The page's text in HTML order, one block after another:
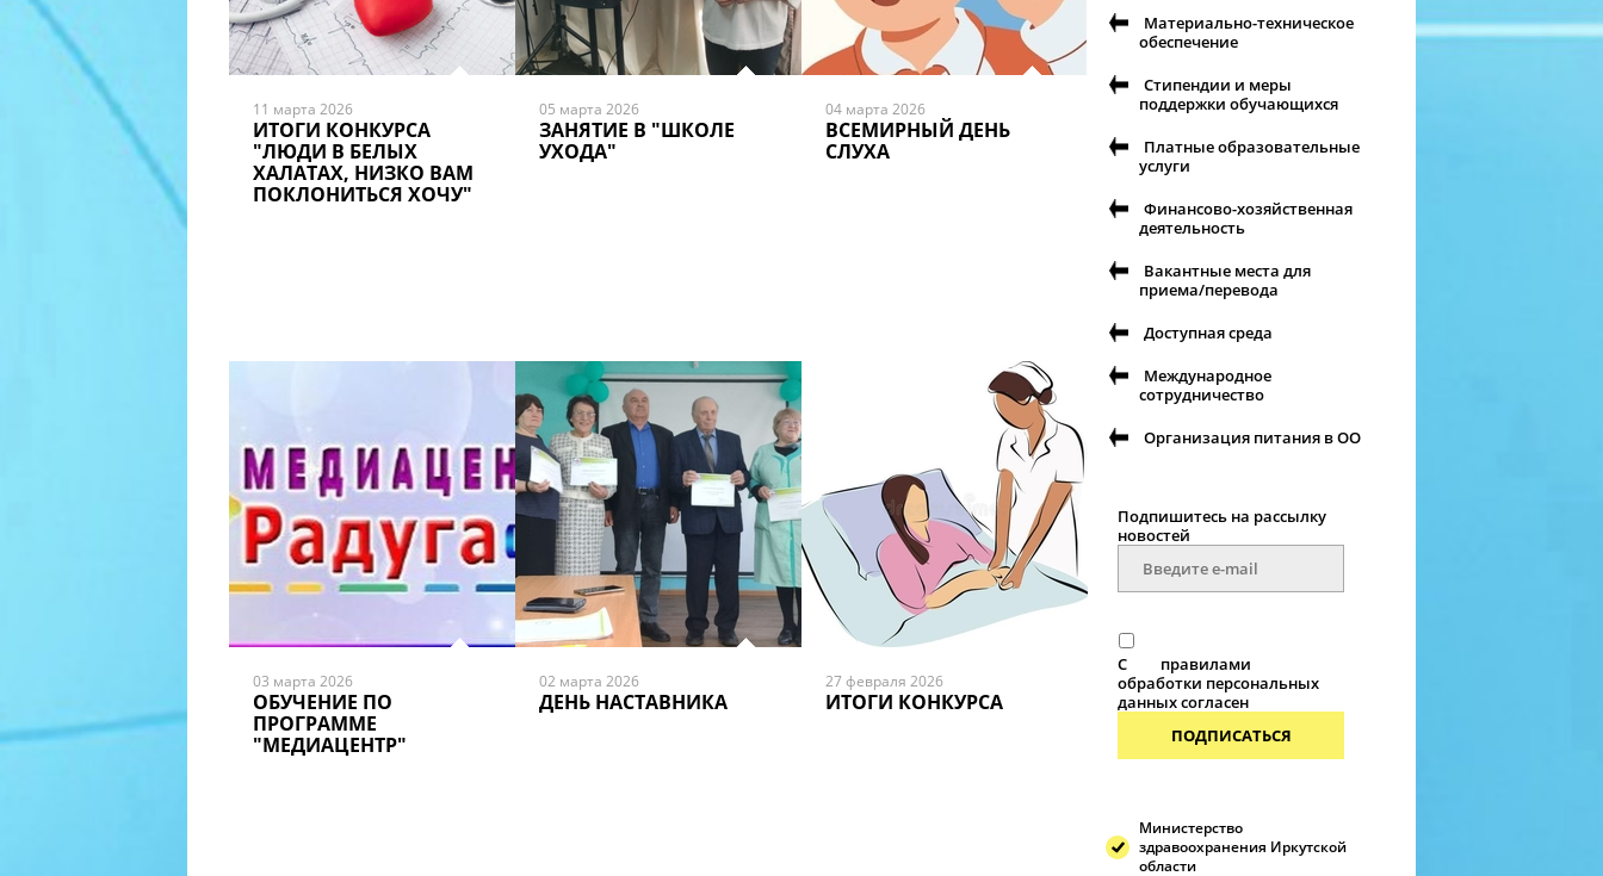
11 марта 2026
ИТОГИ КОНКУРСА
"ЛЮДИ В БЕЛЫХ
ХАЛАТАХ, НИЗКО ВАМ
ПОКЛОНИТЬСЯ ХОЧУ"
05 марта 2026
ЗАНЯТИЕ В "ШКОЛЕ
УХОДА"
04 марта 2026
ВСЕМИРНЫЙ ДЕНЬ
СЛУХА
03 марта 2026
ОБУЧЕНИЕ ПО
ПРОГРАММЕ
"МЕДИАЦЕНТР"
02 марта 2026
ДЕНЬ НАСТАВНИКА
27 февраля 2026
ИТОГИ КОНКУРСА
Материально-техническое
обеспечение
Стипендии и меры
поддержки обучающихся
Платные образовательные
услуги
Финансово-хозяйственная
деятельность
Вакантные места для
приема/перевода
Доступная среда
Международное
сотрудничество
Организация питания в ОО
Подпишитесь на рассылку
новостей
С
правилами
обработки персональных
данных согласен
ПОДПИСАТЬСЯ
Министерство
здравоохранения Иркутской
области